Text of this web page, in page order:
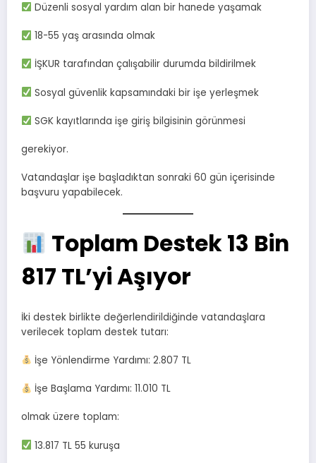
Düzenli sosyal yardım alan bir hanede yaşamak
18-55 yaş arasında olmak
İŞKUR tarafından çalışabilir durumda bildirilmek
Sosyal güvenlik kapsamındaki bir işe yerleşmek
SGK kayıtlarında işe giriş bilgisinin görünmesi
gerekiyor.
Vatandaşlar işe başladıktan sonraki 60 gün içerisinde
başvuru yapabilecek.
Toplam Destek 13 Bin
817 TL’yi Aşıyor
İki destek birlikte değerlendirildiğinde vatandaşlara
verilecek toplam destek tutarı:
İşe Yönlendirme Yardımı: 2.807 TL
İşe Başlama Yardımı: 11.010 TL
olmak üzere toplam:
13.817 TL 55 kuruşa